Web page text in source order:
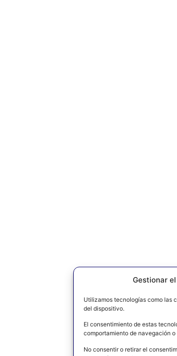
Gestionar
Utilizamos tecnologías como las
del dispositivo.
El consentimiento de estas
comportamiento de navegación
No consentir o retirar el